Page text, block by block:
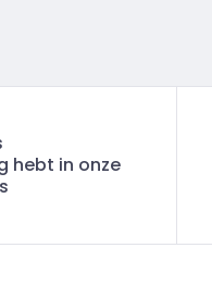
hebt in onze